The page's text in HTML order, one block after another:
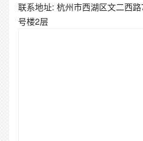
联系地址: 杭州市西湖区文二西
号楼2层